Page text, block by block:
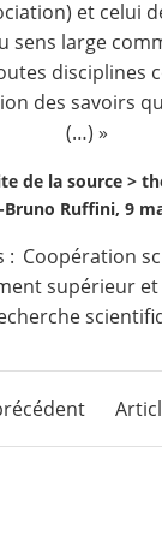
et celui
sens large
disciplines
des savoirs
(…) »
de la source >
Bruno Ruffini, 9
: Coopération
supérieur